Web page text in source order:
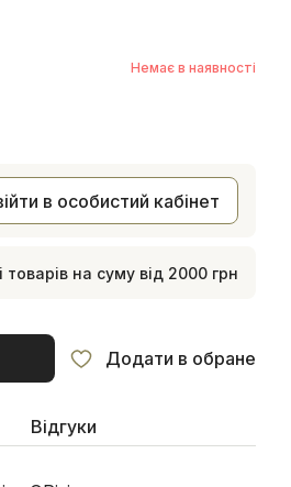
Немає в наявності
в особистий кабінет
товарів на суму від 2000 грн
Додати в обране
Відгуки